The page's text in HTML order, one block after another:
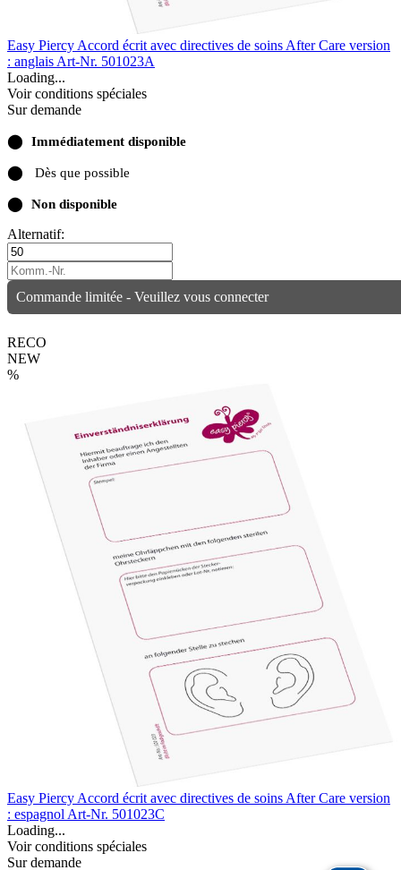
Easy Piercy Accord écrit avec directives de soins After Care version
: anglais Art-Nr. 501023A
Loading...
Voir conditions spéciales
Sur demande
⬤ Immédiatement disponible
⬤ Dès que possible
⬤ Non disponible
Alternatif:
Commande limitée - Veuillez vous connecter
RECO
NEW
%
Easy Piercy Accord écrit avec directives de soins After Care version
: espagnol Art-Nr. 501023C
Loading...
Voir conditions spéciales
Sur demande